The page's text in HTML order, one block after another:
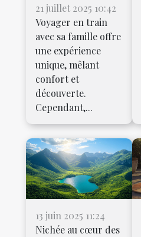
21 juillet 2025 10:42
Voyager en train
avec sa famille offre
une expérience
unique, mêlant
confort et
découverte.
Cependant,...
13 juin 2025 11:24
Nichée au cœur des